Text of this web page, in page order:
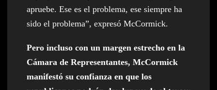
apruebe. Ese es el problema, ese siempre ha
sido el problema”, expresó McCormick.
Pero incluso con un margen estrecho en la
Cámara de Representantes, McCormick
manifestó su confianza en que los